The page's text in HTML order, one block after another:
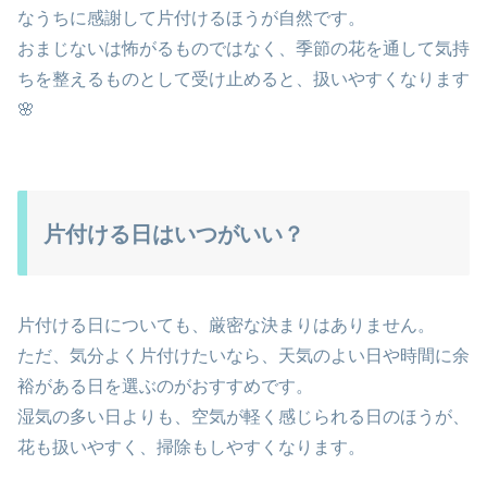
なうちに感謝して片付けるほうが自然です。
おまじないは怖がるものではなく、季節の花を通して気持
ちを整えるものとして受け止めると、扱いやすくなります
🌸
片付ける日はいつがいい？
片付ける日についても、厳密な決まりはありません。
ただ、気分よく片付けたいなら、天気のよい日や時間に余
裕がある日を選ぶのがおすすめです。
湿気の多い日よりも、空気が軽く感じられる日のほうが、
花も扱いやすく、掃除もしやすくなります。